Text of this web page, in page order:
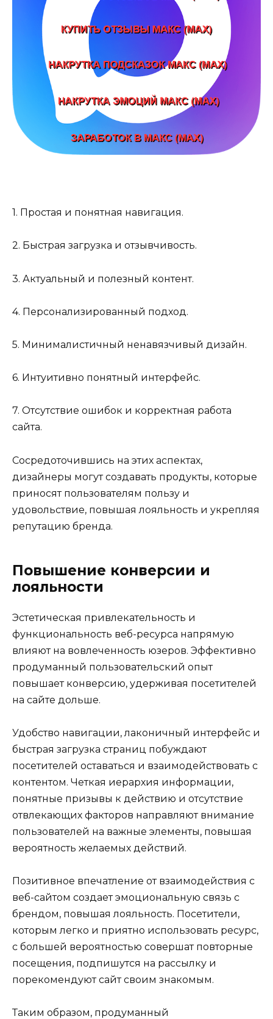
1. Простая и понятная навигация.
2. Быстрая загрузка и отзывчивость.
3. Актуальный и полезный контент.
4. Персонализированный подход.
5. Минималистичный ненавязчивый дизайн.
6. Интуитивно понятный интерфейс.
7. Отсутствие ошибок и корректная работа
сайта.
Сосредоточившись на этих аспектах,
дизайнеры могут создавать продукты, которые
приносят пользователям пользу и
удовольствие, повышая лояльность и укрепляя
репутацию бренда.
Повышение конверсии и
лояльности
Эстетическая привлекательность и
функциональность веб-ресурса напрямую
влияют на вовлеченность юзеров. Эффективно
продуманный пользовательский опыт
повышает конверсию, удерживая посетителей
на сайте дольше.
Удобство навигации, лаконичный интерфейс и
быстрая загрузка страниц побуждают
посетителей оставаться и взаимодействовать с
контентом. Четкая иерархия информации,
понятные призывы к действию и отсутствие
отвлекающих факторов направляют внимание
пользователей на важные элементы, повышая
вероятность желаемых действий.
Позитивное впечатление от взаимодействия с
веб-сайтом создает эмоциональную связь с
брендом, повышая лояльность. Посетители,
которым легко и приятно использовать ресурс,
с большей вероятностью совершат повторные
посещения, подпишутся на рассылку и
порекомендуют сайт своим знакомым.
Таким образом, продуманный